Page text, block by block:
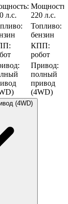
л.с.
Мощность:
220 л.с.
Топливо:
бензин
КПП:
робот
Привод:
полный
привод
(4WD)
(4WD)